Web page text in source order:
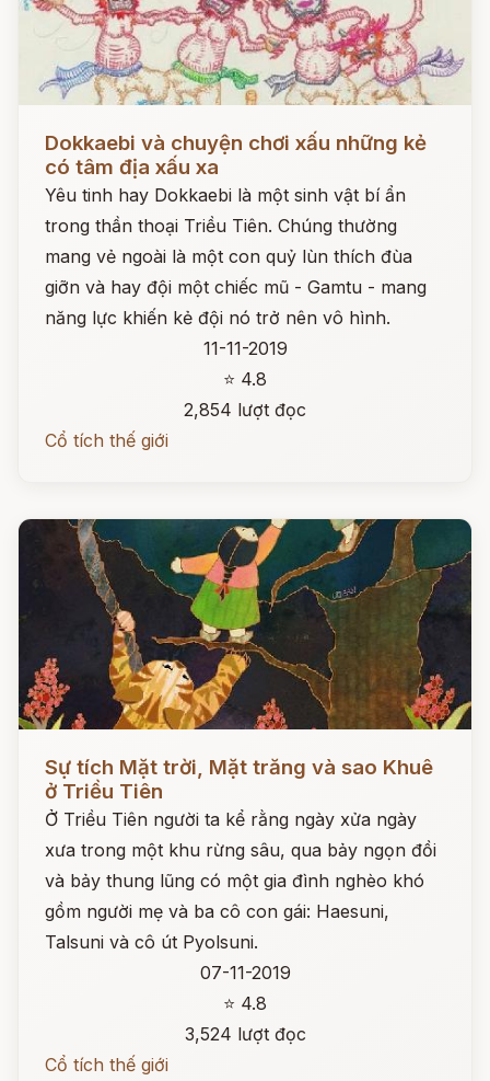
Dokkaebi và chuyện chơi xấu những kẻ
có tâm địa xấu xa
Yêu tinh hay Dokkaebi là một sinh vật bí ẩn
trong thần thoại Triều Tiên. Chúng thường
mang vẻ ngoài là một con quỷ lùn thích đùa
giỡn và hay đội một chiếc mũ - Gamtu - mang
năng lực khiến kẻ đội nó trở nên vô hình.
11-11-2019
⭐ 4.8
2,854 lượt đọc
Cổ tích thế giới
Sự tích Mặt trời, Mặt trăng và sao Khuê
ở Triều Tiên
Ở Triều Tiên người ta kể rằng ngày xửa ngày
xưa trong một khu rừng sâu, qua bảy ngọn đồi
và bảy thung lũng có một gia đình nghèo khó
gồm người mẹ và ba cô con gái: Haesuni,
Talsuni và cô út Pyolsuni.
07-11-2019
⭐ 4.8
3,524 lượt đọc
Cổ tích thế giới